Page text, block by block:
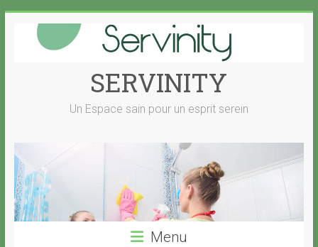
content
SERVINITY
Un Espace sain pour un esprit serein
Menu